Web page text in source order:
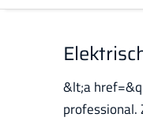
&lt;a
professional.